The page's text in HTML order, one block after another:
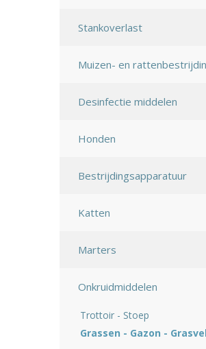
Stankoverlast
Muizen- en
Desinfectie middelen
Honden
Bestrijdingsapparatuur
Katten
Marters
Onkruidmiddelen
Trottoir - Stoep
Grassen - Gazon -